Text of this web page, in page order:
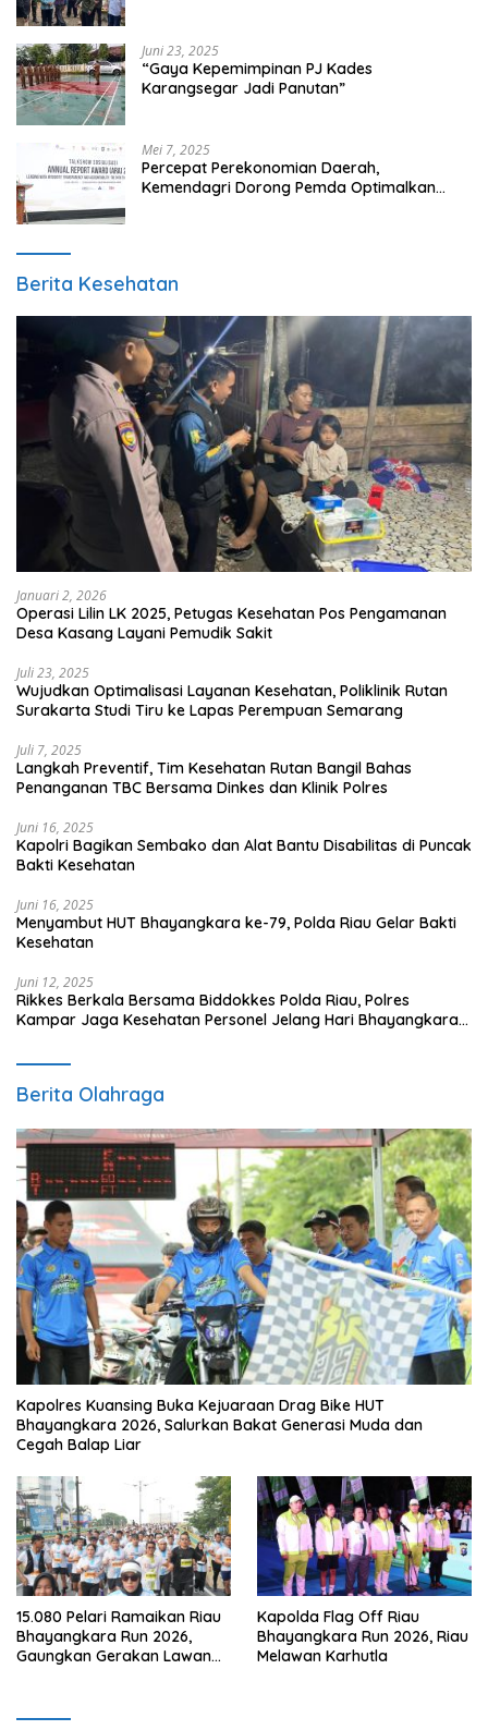
Juni 23, 2025
“Gaya Kepemimpinan PJ Kades
Karangsegar Jadi Panutan”
Mei 7, 2025
Percepat Perekonomian Daerah,
Kemendagri Dorong Pemda Optimalkan
Berita Kesehatan
Januari 2, 2026
Operasi Lilin LK 2025, Petugas Kesehatan Pos Pengamanan
Desa Kasang Layani Pemudik Sakit
Juli 23, 2025
Wujudkan Optimalisasi Layanan Kesehatan, Poliklinik Rutan
Surakarta Studi Tiru ke Lapas Perempuan Semarang
Juli 7, 2025
Langkah Preventif, Tim Kesehatan Rutan Bangil Bahas
Penanganan TBC Bersama Dinkes dan Klinik Polres
Juni 16, 2025
Kapolri Bagikan Sembako dan Alat Bantu Disabilitas di Puncak
Bakti Kesehatan
Juni 16, 2025
Menyambut HUT Bhayangkara ke-79, Polda Riau Gelar Bakti
Kesehatan
Juni 12, 2025
Rikkes Berkala Bersama Biddokkes Polda Riau, Polres
Kampar Jaga Kesehatan Personel Jelang Hari Bhayangkara
Berita Olahraga
Kapolres Kuansing Buka Kejuaraan Drag Bike HUT
Bhayangkara 2026, Salurkan Bakat Generasi Muda dan
Cegah Balap Liar
15.080 Pelari Ramaikan Riau
Bhayangkara Run 2026,
Gaungkan Gerakan Lawan
Kapolda Flag Off Riau
Bhayangkara Run 2026, Riau
Melawan Karhutla